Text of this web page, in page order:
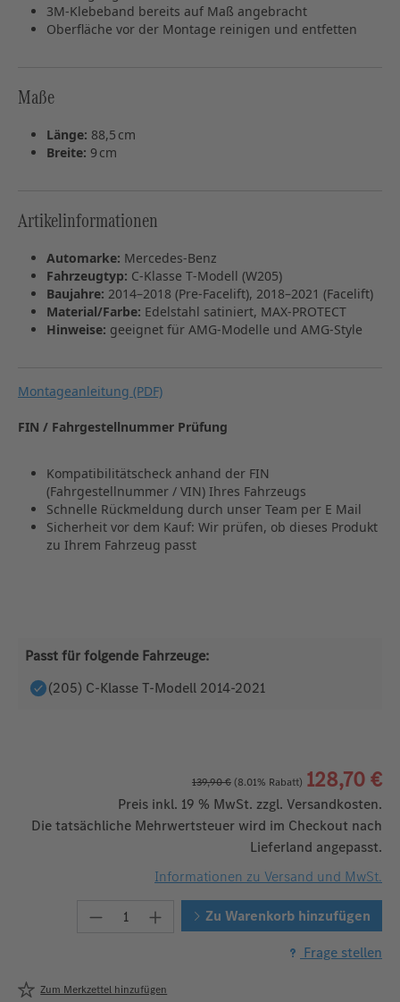
3M‑Klebeband bereits auf Maß angebracht
Oberfläche vor der Montage reinigen und entfetten
Maße
Länge: 88,5 cm
Breite: 9 cm
Artikelinformationen
Automarke: Mercedes‑Benz
Fahrzeugtyp: C‑Klasse T‑Modell (W205)
Baujahre: 2014–2018 (Pre‑Facelift), 2018–2021 (Facelift)
Material/Farbe: Edelstahl satiniert, MAX‑PROTECT
Hinweise: geeignet für AMG‑Modelle und AMG‑Style
Montageanleitung (PDF)
FIN / Fahrgestellnummer Prüfung
Kompatibilitätscheck anhand der FIN
(Fahrgestellnummer / VIN) Ihres Fahrzeugs
Schnelle Rückmeldung durch unser Team per E Mail
Sicherheit vor dem Kauf: Wir prüfen, ob dieses Produkt
zu Ihrem Fahrzeug passt
Passt für folgende Fahrzeuge:
(205) C-Klasse T-Modell 2014-2021
139,90 €(8.01% Rabatt) 128,70 €
Preis inkl. 19 % MwSt. zzgl. Versandkosten.
Die tatsächliche Mehrwertsteuer wird im Checkout nach
Lieferland angepasst.
Informationen zu Versand und MwSt.
Produkt Anzahl: Gib den
Zu Warenkorb hinzufügen
Frage stellen
Zum Merkzettel hinzufügen